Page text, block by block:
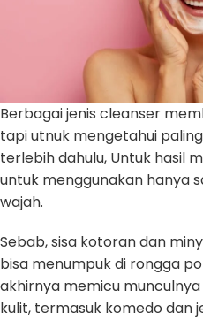
Berbagai jenis cleanser
tapi utnuk mengetahui
terlebih dahulu, Untuk hasil
untuk menggunakan hanya
wajah.
Sebab, sisa kotoran dan
bisa menumpuk di rongga
akhirnya memicu
kulit, termasuk komedo dan